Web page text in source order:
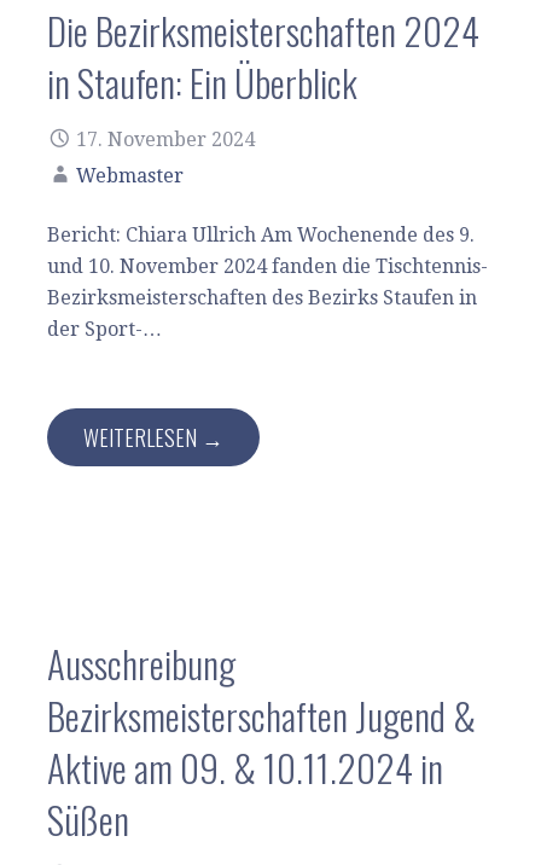
Die Bezirksmeisterschaften 2024
in Staufen: Ein Überblick
17. November 2024
Webmaster
Bericht: Chiara Ullrich Am Wochenende des 9.
und 10. November 2024 fanden die Tischtennis-
Bezirksmeisterschaften des Bezirks Staufen in
der Sport-…
WEITERLESEN →
Ausschreibung
Bezirksmeisterschaften Jugend &
Aktive am 09. & 10.11.2024 in
Süßen